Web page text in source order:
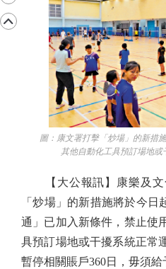
圖：康文署打擊「炒場」的新措施
其他自動化工具預訂場地或
【大公報訊】康樂及文
「炒場」的新措施將於今日
通」已加入新條件，禁止使
具預訂場地或干擾系統正常
暫停相關賬戶360日，毋須給